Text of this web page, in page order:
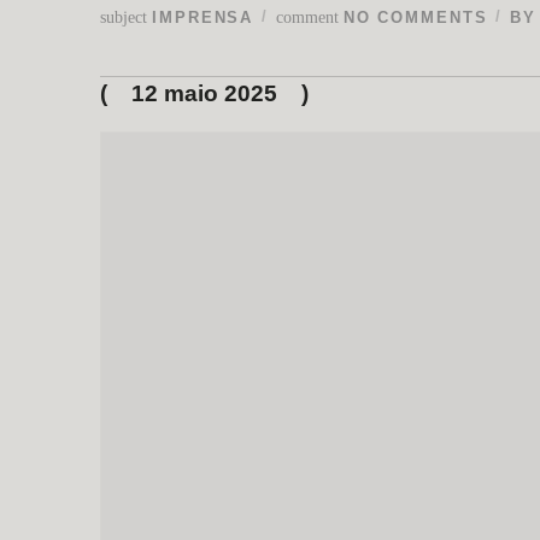
subject IMPRENSA comment NO COMMENTS BY
12 maio 2025